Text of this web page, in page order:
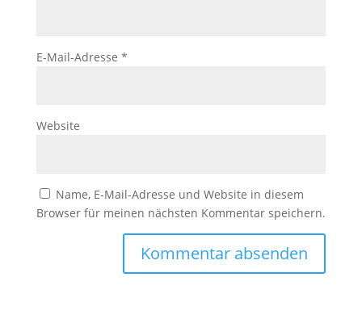
E-Mail-Adresse *
Website
Name, E-Mail-Adresse und Website in diesem
Browser für meinen nächsten Kommentar speichern.